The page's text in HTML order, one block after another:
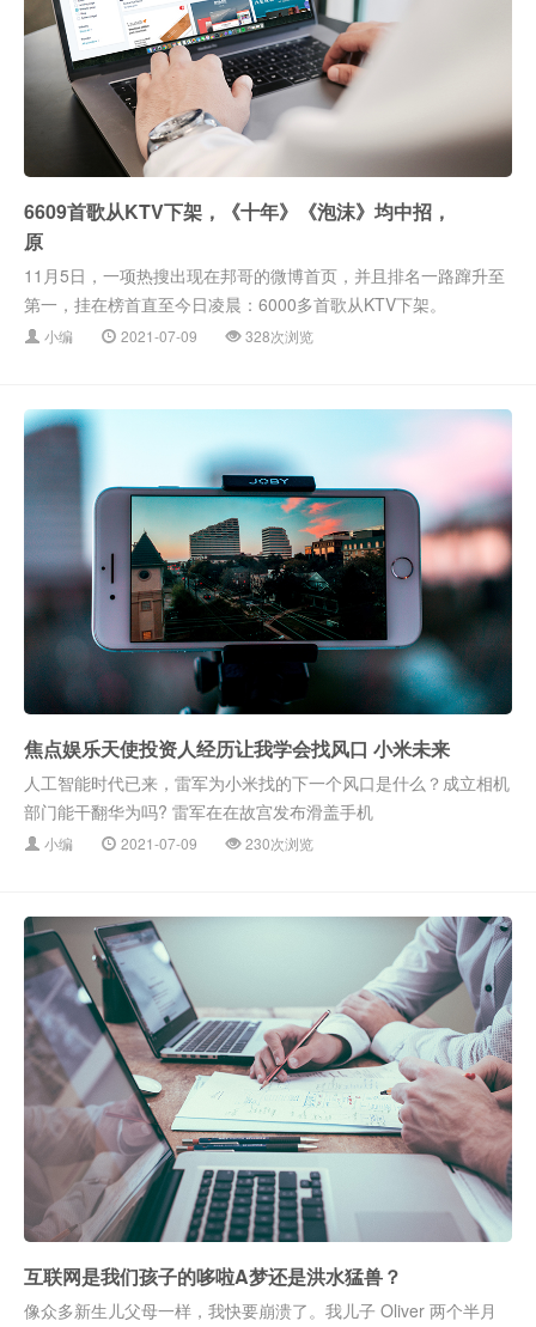
6609首歌从KTV下架，《十年》《泡沫》均中招，
原
11月5日，一项热搜出现在邦哥的微博首页，并且排名一路蹿升至
第一，挂在榜首直至今日凌晨：6000多首歌从KTV下架。
小编 2021-07-09 328次浏览
焦点娱乐天使投资人经历让我学会找风口 小米未来
人工智能时代已来，雷军为小米找的下一个风口是什么？成立相机
部门能干翻华为吗? 雷军在在故宫发布滑盖手机
小编 2021-07-09 230次浏览
互联网是我们孩子的哆啦A梦还是洪水猛兽？
像众多新生儿父母一样，我快要崩溃了。我儿子 Oliver 两个半月